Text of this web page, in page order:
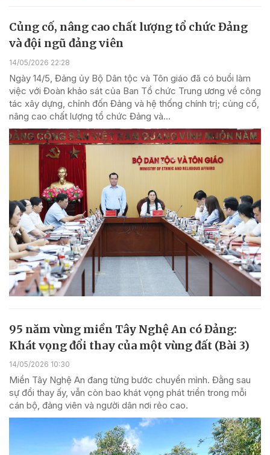
Củng cố, nâng cao chất lượng tổ chức Đảng
và đội ngũ đảng viên
14/05/2026 22:28
Ngày 14/5, Đảng ủy Bộ Dân tộc và Tôn giáo đã có buổi làm
việc với Đoàn khảo sát của Ban Tổ chức Trung ương về công
tác xây dựng, chỉnh đốn Đảng và hệ thống chính trị; củng cố,
nâng cao chất lượng tổ chức Đảng và...
95 năm vùng miền Tây Nghệ An có Đảng:
Khát vọng đổi thay của một vùng đất (Bài 3)
14/05/2026 10:30
Miền Tây Nghệ An đang từng bước chuyển mình. Đằng sau
sự đổi thay ấy, vẫn còn bao khát vọng phát triển trong mỗi
cán bộ, đảng viên và người dân nơi rẻo cao.